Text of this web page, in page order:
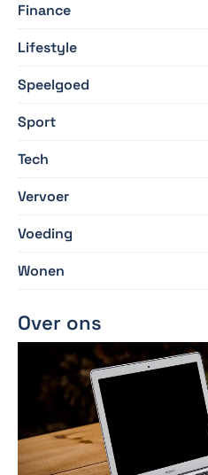
Finance
Lifestyle
Speelgoed
Sport
Tech
Vervoer
Voeding
Wonen
Over ons